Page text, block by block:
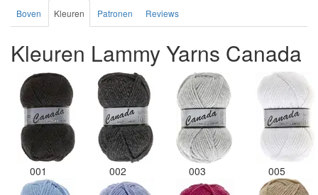
Boven Kleuren Patronen Reviews
Kleuren Lammy Yarns Canada
001 002 003 005